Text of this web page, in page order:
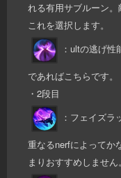
れる有用サブルーン
これを選択します。
：ultの逃げ
であればこちらです。
・2段目
：フェイズ
重なるnerfによってか
まりおすすめしません。